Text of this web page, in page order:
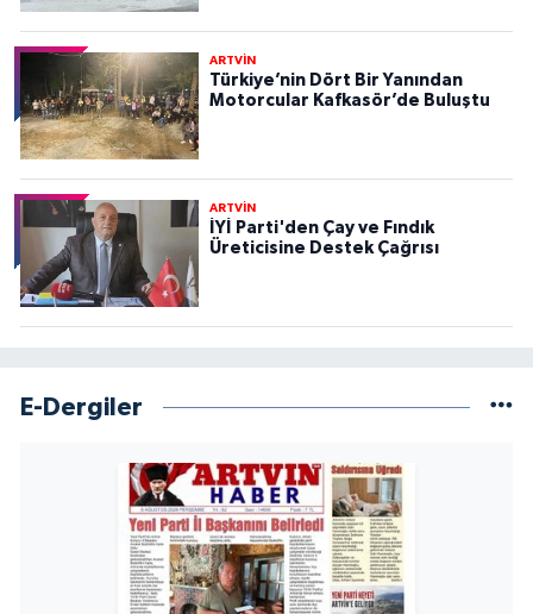
ARTVİN
Türkiye’nin Dört Bir Yanından
Motorcular Kafkasör’de Buluştu
ARTVİN
İYİ Parti'den Çay ve Fındık
Üreticisine Destek Çağrısı
E-Dergiler